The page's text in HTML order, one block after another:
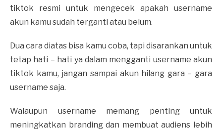
tiktok resmi untuk mengecek apakah username
akun kamu sudah terganti atau belum.
Dua cara diatas bisa kamu coba, tapi disarankan untuk
tetap hati – hati ya dalam mengganti username akun
tiktok kamu, jangan sampai akun hilang gara – gara
username saja.
Walaupun username memang penting untuk
meningkatkan branding dan membuat audiens lebih